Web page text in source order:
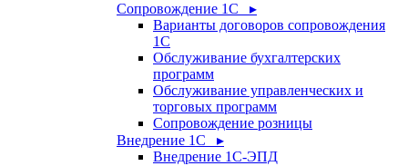
Сопровождение 1С ▸
Варианты договоров сопровождения
1С
Обслуживание бухгалтерских
программ
Обслуживание управленческих и
торговых программ
Сопровождение розницы
Внедрение 1С ▸
Внедрение 1С-ЭПД